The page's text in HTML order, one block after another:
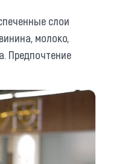
слои
молоко,
Предпочтение